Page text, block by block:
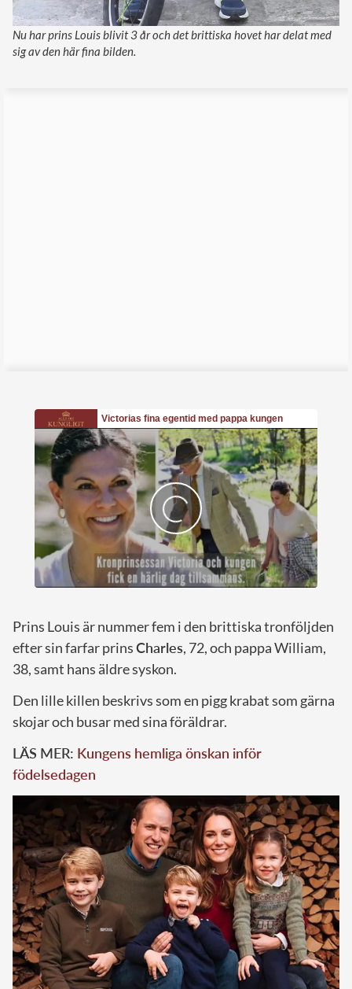
Nu har prins Louis blivit 3 år och det brittiska hovet har delat med
sig av den här fina bilden.
Prins Louis är nummer fem i den brittiska tronföljden
efter sin farfar prinsCharles, 72, och pappa William,
38, samt hans äldre syskon.
Den lille killen beskrivs som en pigg krabat som gärna
skojar och busar med sina föräldrar.
LÄS MER: Kungens hemliga önskan inför
födelsedagen